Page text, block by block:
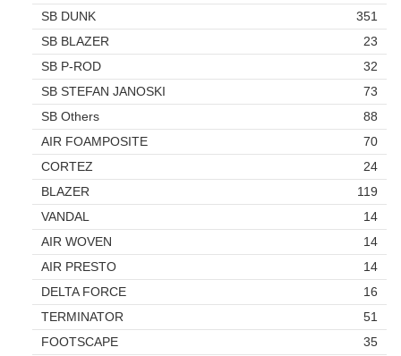
SB DUNK
351
SB BLAZER
23
SB P-ROD
32
SB STEFAN JANOSKI
73
SB Others
88
AIR FOAMPOSITE
70
CORTEZ
24
BLAZER
119
VANDAL
14
AIR WOVEN
14
AIR PRESTO
14
DELTA FORCE
16
TERMINATOR
51
FOOTSCAPE
35